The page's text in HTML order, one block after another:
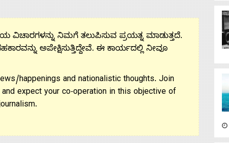
ವಿಚಾರಗಳನ್ನು ನಿಮಗೆ ತಲುಪಿಸುವ ಪ್ರಯತ್ನ ಮಾಡುತ್ತದೆ.
ಅಪೇಕ್ಷಿಸುತ್ತಿದ್ದೇವೆ. ಈ ಕಾರ್ಯದಲ್ಲಿ ನೀವೂ
happenings and nationalistic thoughts. Join
expect your co-operation in this objective of